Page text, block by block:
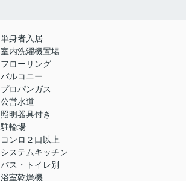
単身者入居
室内洗濯機置場
フローリング
バルコニー
プロパンガス
公営水道
照明器具付き
駐輪場
コンロ２口以上
システムキッチン
バス・トイレ別
浴室乾燥機